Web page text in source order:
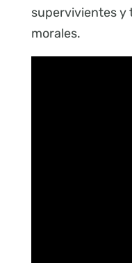
supervivientes y
morales.